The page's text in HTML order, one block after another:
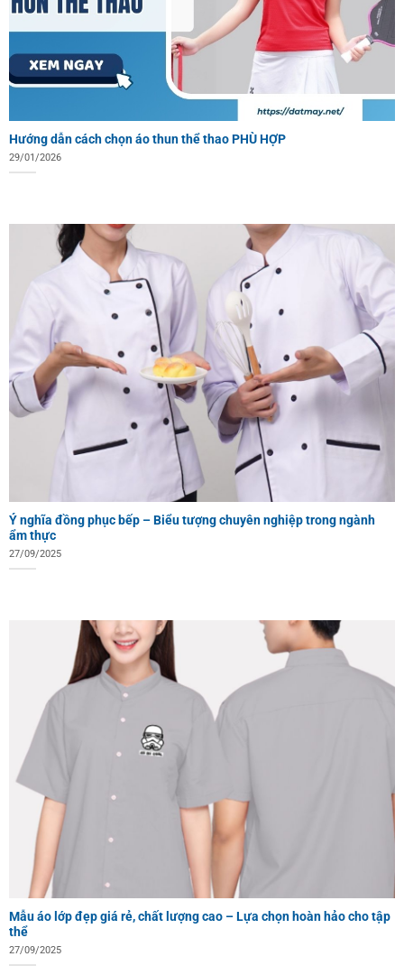
Hướng dẫn cách chọn áo thun thể thao PHÙ HỢP
29/01/2026
Ý nghĩa đồng phục bếp – Biểu tượng chuyên nghiệp trong ngành
ẩm thực
27/09/2025
Mẫu áo lớp đẹp giá rẻ, chất lượng cao – Lựa chọn hoàn hảo cho tập
thể
27/09/2025